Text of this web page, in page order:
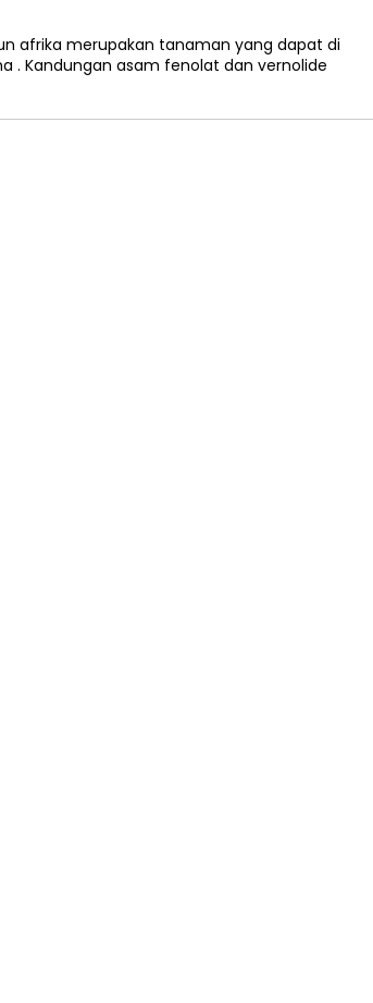
afrika merupakan tanaman yang dapat di
Kandungan asam fenolat dan vernolide